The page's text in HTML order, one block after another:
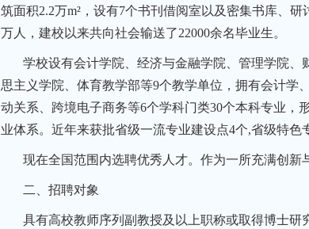
筑面积2.2万m²，设有7个书刊借阅室以及密集书库、
万人，建校以来共向社会输送了22000余名毕业生。
学校设有会计学院、经济与金融学院、管理学院
思主义学院、体育教学部等9个教学单位，拥有会计学
动关系、跨境电子商务等6个学科门类30个本科专业，
业体系。近年来获批省级一流专业建设点4个,省级特色
现在全国范围内选聘优秀人才。作为一所充满创新
二、招聘对象
具有高校教师序列副教授及以上职称或取得博士研